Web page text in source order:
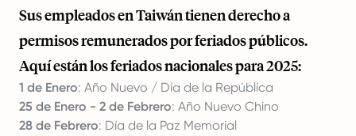
Sus empleados en Taiwán tienen derecho a
permisos remunerados por feriados públicos.
Aquí están los feriados nacionales para 2025:
1 de Enero: Año Nuevo / Día de la República
25 de Enero - 2 de Febrero: Año Nuevo Chino
28 de Febrero: Día de la Paz Memorial